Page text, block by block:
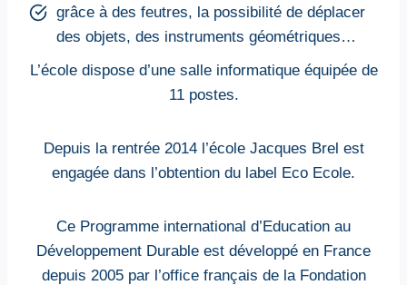
grâce à des feutres, la possibilité de déplacer
des objets, des instruments géométriques…
L’école dispose d’une salle informatique équipée de
11 postes.
Depuis la rentrée 2014 l’école Jacques Brel est
engagée dans l’obtention du label Eco Ecole.
Ce Programme international d’Education au
Développement Durable est développé en France
depuis 2005 par l’office français de la Fondation